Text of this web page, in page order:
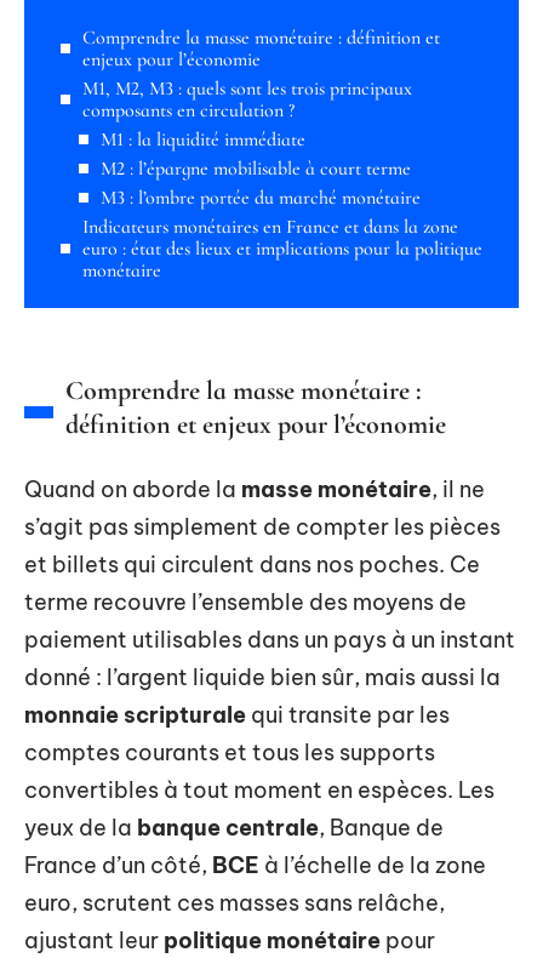
Comprendre la masse monétaire : définition et
enjeux pour l’économie
M1, M2, M3 : quels sont les trois principaux
composants en circulation ?
M1 : la liquidité immédiate
M2 : l’épargne mobilisable à court terme
M3 : l’ombre portée du marché monétaire
Indicateurs monétaires en France et dans la zone
euro : état des lieux et implications pour la politique
monétaire
Comprendre la masse monétaire :
définition et enjeux pour l’économie
Quand on aborde la masse monétaire, il ne
s’agit pas simplement de compter les pièces
et billets qui circulent dans nos poches. Ce
terme recouvre l’ensemble des moyens de
paiement utilisables dans un pays à un instant
donné : l’argent liquide bien sûr, mais aussi la
monnaie scripturale qui transite par les
comptes courants et tous les supports
convertibles à tout moment en espèces. Les
yeux de la banque centrale, Banque de
France d’un côté, BCE à l’échelle de la zone
euro, scrutent ces masses sans relâche,
ajustant leur politique monétaire pour